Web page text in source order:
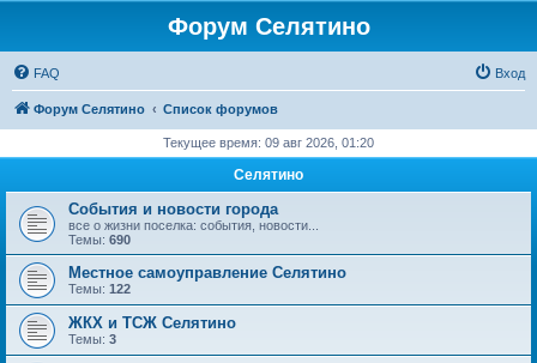
Форум Селятино
FAQ Вход
Форум Селятино Список форумов
Текущее время: 09 авг 2026, 01:20
Селятино
События и новости города
все о жизни поселка: события, новости...
Темы: 690
Местное самоуправление Селятино
Темы: 122
ЖКХ и ТСЖ Селятино
Темы: 3